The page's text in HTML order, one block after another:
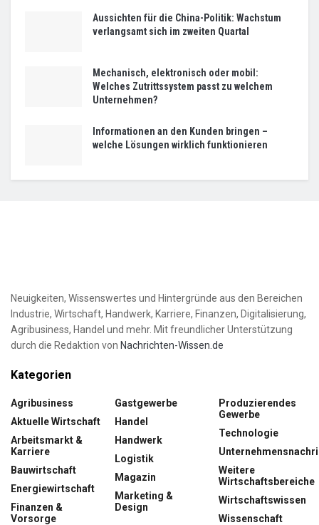
Aussichten für die China-Politik: Wachstum
verlangsamt sich im zweiten Quartal
Mechanisch, elektronisch oder mobil:
Welches Zutrittssystem passt zu welchem
Unternehmen?
Informationen an den Kunden bringen –
welche Lösungen wirklich funktionieren
Neuigkeiten, Wissenswertes und Hintergründe aus den Bereichen
Industrie, Wirtschaft, Handwerk, Karriere, Finanzen, Digitalisierung,
Agribusiness, Handel und mehr. Mit freundlicher Unterstützung
durch die Redaktion von Nachrichten-Wissen.de
Kategorien
Agribusiness
Aktuelle Wirtschaft
Arbeitsmarkt &
Karriere
Bauwirtschaft
Energiewirtschaft
Finanzen &
Vorsorge
Gastgewerbe
Handel
Handwerk
Logistik
Magazin
Marketing &
Design
Produzierendes
Gewerbe
Technologie
Weitere
Wirtschaftsbereiche
Wirtschaftswissen
Wissenschaft